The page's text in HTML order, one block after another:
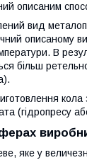
описаним
вид
описаному
В
більш
кола
(гідропресу
яке у